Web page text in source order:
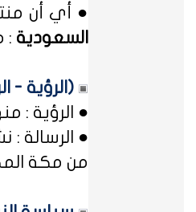
● أي أن
السعودية :
(الرؤية -
● الرؤية :
● الرسالة
من مكة